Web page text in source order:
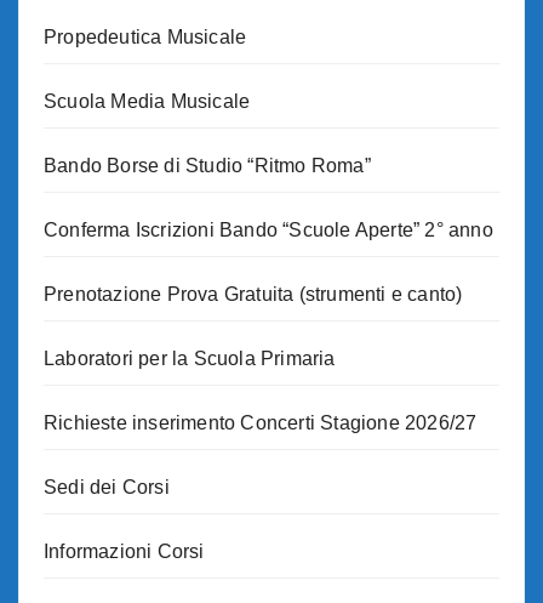
Propedeutica Musicale
Scuola Media Musicale
Bando Borse di Studio “Ritmo Roma”
Conferma Iscrizioni Bando “Scuole Aperte” 2° anno
Prenotazione Prova Gratuita (strumenti e canto)
Laboratori per la Scuola Primaria
Richieste inserimento Concerti Stagione 2026/27
Sedi dei Corsi
Informazioni Corsi